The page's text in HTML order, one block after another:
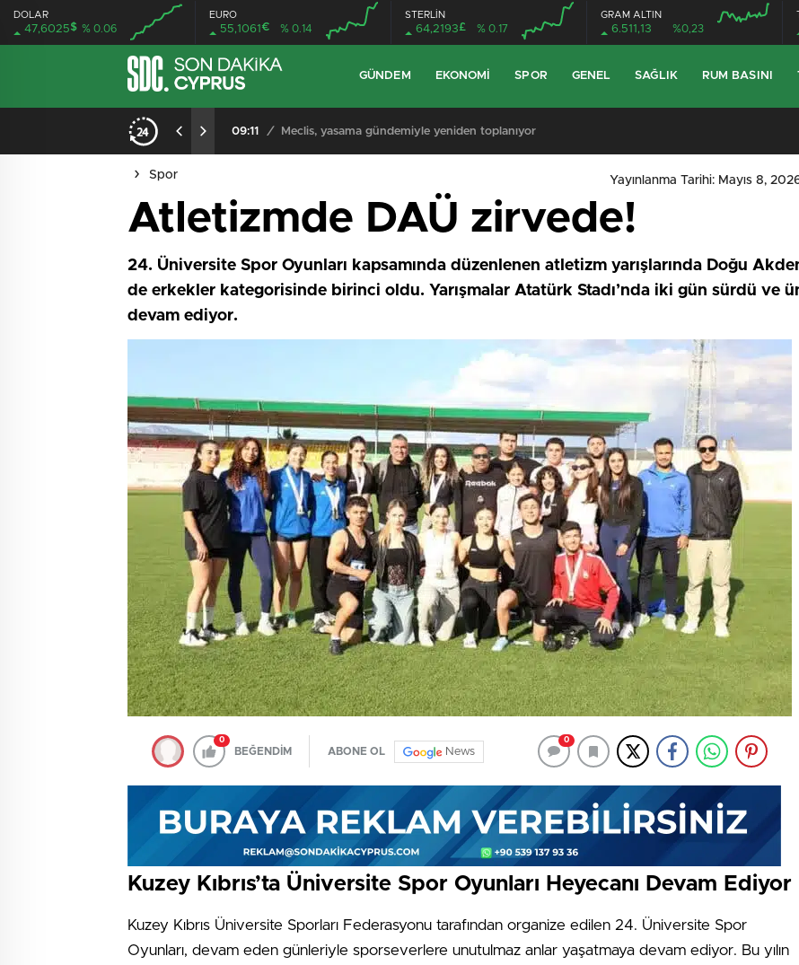
DOLAR
47,6025$ % 0.06
EURO
55,1061€ % 0.14
STERLİN
64,2193£ % 0.17
GRAM ALTIN
6.511,13 %0,23
GÜNDEM EKONOMI SPOR GENEL SAĞLIK RUM BASINI
09:11 / Meclis, yasama gündemiyle yeniden toplanıyor
Spor Yayınlanma Tarihi: Mayıs 8,
Atletizmde DAÜ zirvede!
24. Üniversite Spor Oyunları kapsamında düzenlenen atletizm yarışlarında Doğu
de erkekler kategorisinde birinci oldu. Yarışmalar Atatürk Stadı’nda iki gün sürdü ve
devam ediyor.
0
BEĞENDİM ABONE OL News
0
Kuzey Kıbrıs’ta Üniversite Spor Oyunları Heyecanı Devam Ediyor
Kuzey Kıbrıs Üniversite Sporları Federasyonu tarafından organize edilen 24. Üniversite Spor
Oyunları, devam eden günleriyle sporseverlere unutulmaz anlar yaşatmaya devam ediyor. Bu yılın